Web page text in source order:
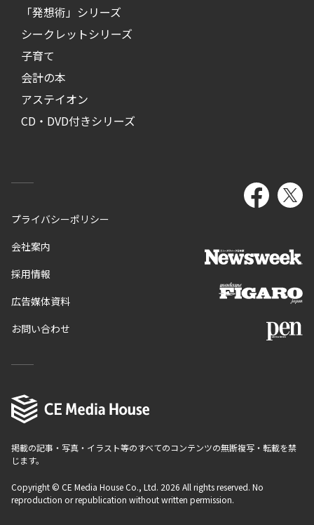
「発想術」シリーズ
シークレットシリーズ
子育て
会計の本
アステイオン
CD・DVD付きシリーズ
プライバシーポリシー
会社案内
採用情報
広告媒体資料
お問い合わせ
掲載の記事・写真・イラスト等のすべてのコンテンツの無断複写・転載を禁
じます。
Copyright © CE Media House Co., Ltd. 2026 All rights reserved. No
reproduction or republication without written permission.